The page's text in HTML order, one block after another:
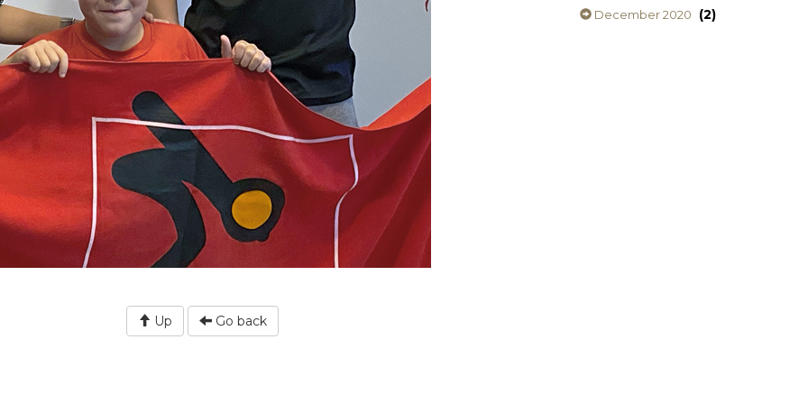
December 2020 (2)
Up Go back